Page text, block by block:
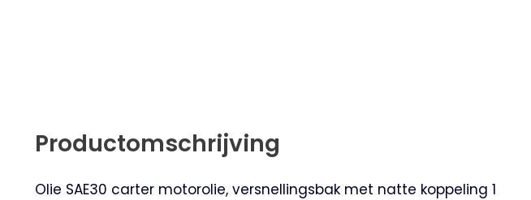
Productomschrijving
Olie SAE30 carter motorolie, versnellingsbak met natte koppeling 1